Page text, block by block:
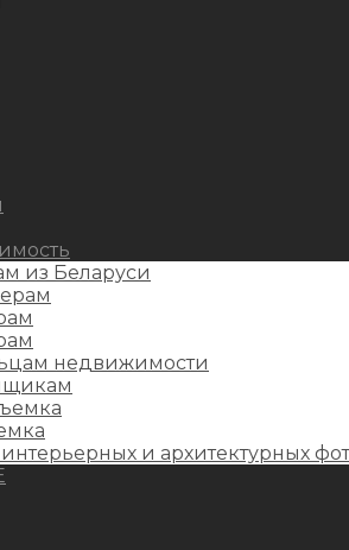
из Беларуси
недвижимости
и архитектурных